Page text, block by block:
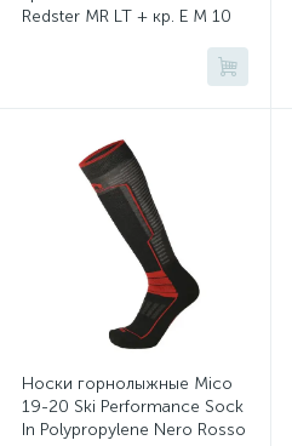
Redster MR LT + кр. E M 10
Носки горнолыжные Mico
19-20 Ski Performance Sock
In Polypropylene Nero Rosso